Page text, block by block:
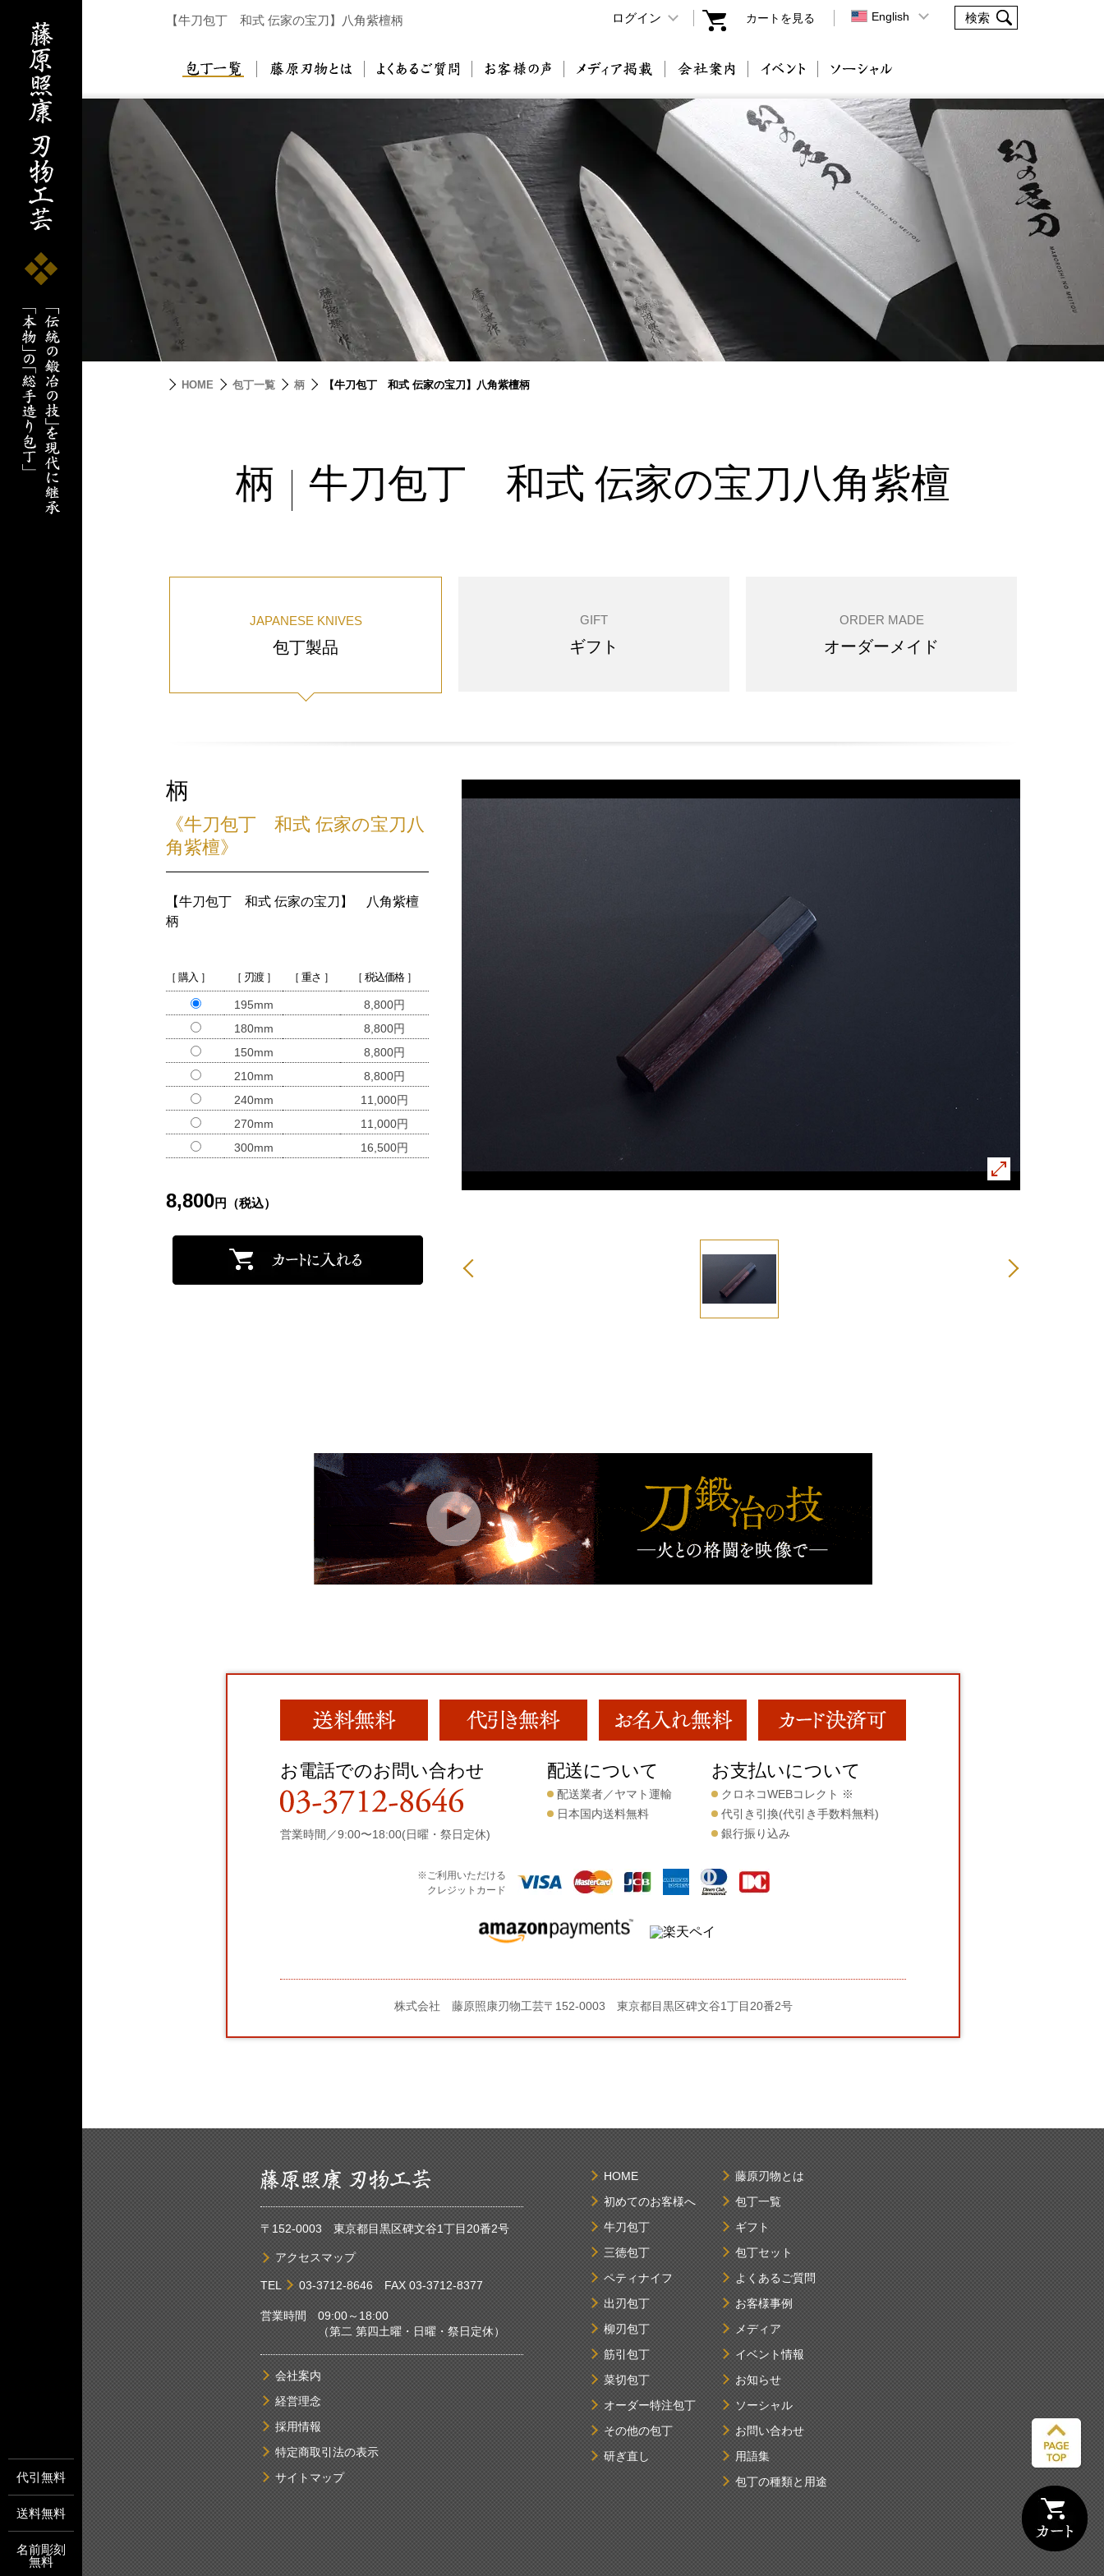
【牛刀包丁 和式 伝家の宝刀】八角紫檀柄 ログイン カートを見る English
包丁一覧 藤原刃物とは よくあるご質問 お客様の声 メディア掲載 会社案内 イベント
HOME 包丁一覧 柄 【牛刀包丁 和式 伝家の宝刀】八角紫檀柄
柄 牛刀包丁 和式 伝家の宝刀八角紫檀
JAPANESE KNIVES
包丁製品
GIFT
ギフト
ORDER MADE
オーダーメイド
柄
《牛刀包丁 和式 伝家の宝刀八
角紫檀》
【牛刀包丁 和式 伝家の宝刀】 八角紫檀
柄
［ 購入 ］ ［ 刃渡 ］ ［ 重さ ］ ［ 税込価格 ］
195mm
8,800円
180mm
8,800円
150mm
8,800円
210mm
8,800円
240mm
11,000円
270mm
11,000円
300mm
16,500円
8,800円（税込）
お電話でのお問い合わせ
営業時間／9:00〜18:00(日曜・祭日定休)
配送について
配送業者／ヤマト運輸
日本国内送料無料
お支払いについて
クロネコWEBコレクト ※
代引き引換(代引き手数料無料)
銀行振り込み
※ご利用いただける
クレジットカード
株式会社 藤原照康刃物工芸〒152-0003 東京都目黒区碑文谷1丁目20番2号
〒152-0003 東京都目黒区碑文谷1丁目20番2号
アクセスマップ
TEL 03-3712-8646FAX 03-3712-8377
営業時間 09:00～18:00
（第二 第四土曜・日曜・祭日定休）
会社案内
経営理念
採用情報
特定商取引法の表示
サイトマップ
HOME
初めてのお客様へ
牛刀包丁
三徳包丁
ペティナイフ
出刃包丁
柳刃包丁
筋引包丁
菜切包丁
オーダー特注包丁
その他の包丁
研ぎ直し
藤原刃物とは
包丁一覧
ギフト
包丁セット
よくあるご質問
お客様事例
メディア
イベント情報
お知らせ
ソーシャル
お問い合わせ
用語集
包丁の種類と用途
代引無料
送料無料
名前彫刻
無料